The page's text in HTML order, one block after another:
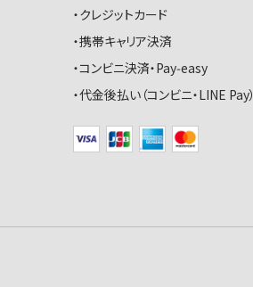
クレジットカード
携帯キャリア決済
コンビニ決済・Pay‑easy
代金後払い（コンビニ・LINE Pay）